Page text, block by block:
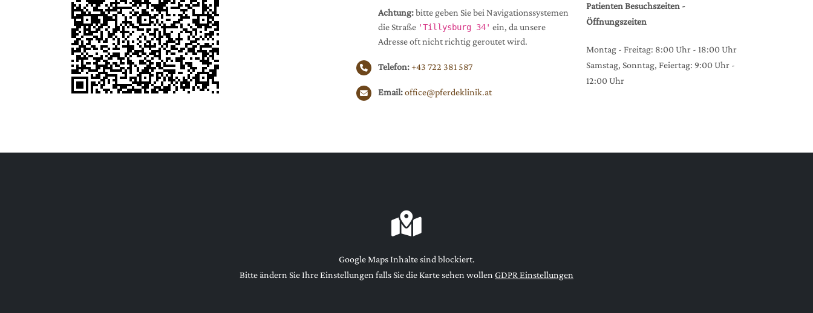
Achtung:bitte geben Sie bei Navigationssystemen
die Straße 'Tillysburg 34' ein, da unsere
Adresse oft nicht richtig geroutet wird.
Telefon: +43 722 381 587
Email:
Patienten Besuchszeiten -
Öffnungszeiten
Montag - Freitag: 8:00 Uhr - 18:00 Uhr
Samstag, Sonntag, Feiertag: 9:00 Uhr -
12:00 Uhr
Google Maps Inhalte sind blockiert.
Bitte ändern Sie Ihre Einstellungen falls Sie die Karte sehen wollen GDPR Einstellungen